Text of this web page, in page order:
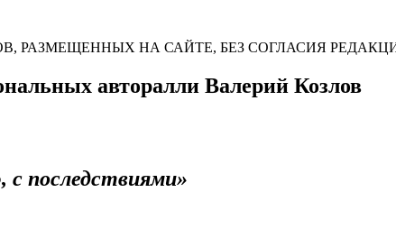
РАЗМЕЩЕННЫХ НА САЙТЕ, БЕЗ СОГЛАСИЯ
авторалли Валерий Козлов
с последствиями»